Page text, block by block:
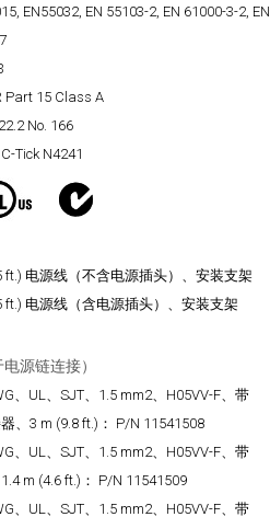
EN55032, EN 55103-2, EN 61000-3-2, EN
Part 15 Class A
No. 166
C-Tick N4241
ft.) 电源线（不含电源插头）、安装支架
ft.) 电源线（含电源插头）、安装支架
源链连接）
、UL、SJT、1.5 mm2、H05VV-F、带
、3 m (9.8 ft.)： P/N 11541508
、UL、SJT、1.5 mm2、H05VV-F、带
m (4.6 ft.)： P/N 11541509
、UL、SJT、1.5 mm2、H05VV-F、带